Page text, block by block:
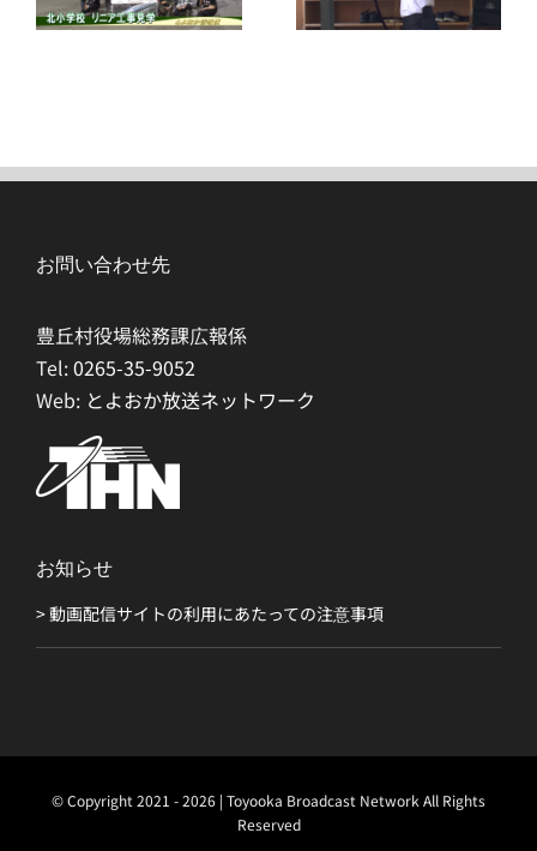
お知らせ
> 動画配信サイトの利用にあたっての注意事項
お問い合わせ先
豊丘村役場総務課広報係
Tel:0265-35-9052
Web: とよおか放送ネットワーク
© Copyright 2021 - 2026 | Toyooka Broadcast Network All Rights
Reserved